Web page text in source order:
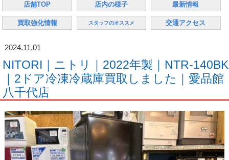
店舗TOP 店内の様子 最新情報
買取強化情報 スタッフのオススメ 交通アクセス
2024.11.01
NITORI｜ニトリ｜2022年製｜NTR-140BK
｜2ドア冷凍冷蔵庫買取しました｜愛品館
八千代店